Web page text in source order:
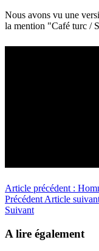
Nous avons vu une
la mention "Café turc /
Article précédent :
Précédent Article
Suivant
A lire également